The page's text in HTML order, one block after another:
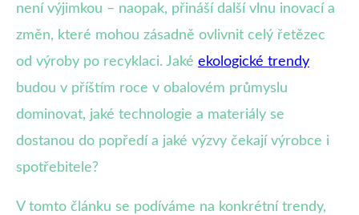
není výjimkou – naopak, přináší další vlnu inovací a
změn, které mohou zásadně ovlivnit celý řetězec
od výroby po recyklaci. Jaké ekologické trendy
budou v příštím roce v obalovém průmyslu
dominovat, jaké technologie a materiály se
dostanou do popředí a jaké výzvy čekají výrobce i
spotřebitele?
V tomto článku se podíváme na konkrétní trendy,